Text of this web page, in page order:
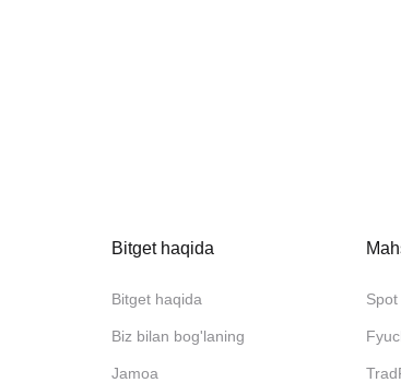
Bitget haqida
Bitget haqida
Biz bilan bog'laning
Jamoa
Spot